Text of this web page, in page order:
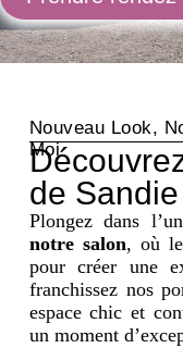
Nouveau Look,
Moi
de Sandie
Plongez dans
notre salon, où
pour créer une
franchissez nos
espace chic et
un moment